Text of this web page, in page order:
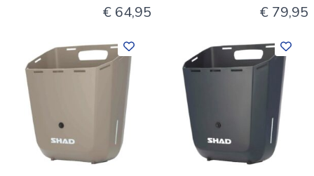
€ 64,95 € 79,95